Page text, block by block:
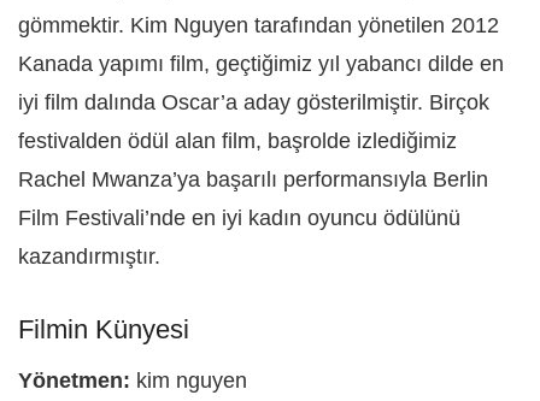
gömmektir. Kim Nguyen tarafından yönetilen 2012
Kanada yapımı film, geçtiğimiz yıl yabancı dilde en
iyi film dalında Oscar’a aday gösterilmiştir. Birçok
festivalden ödül alan film, başrolde izlediğimiz
Rachel Mwanza’ya başarılı performansıyla Berlin
Film Festivali’nde en iyi kadın oyuncu ödülünü
kazandırmıştır.
Filmin Künyesi
Yönetmen: kim nguyen